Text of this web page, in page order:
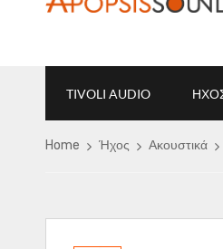
TIVOLI AUDIO
Home Ήχος Ακουστικά